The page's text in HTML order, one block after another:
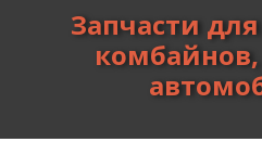
тракторов,
комбайнов,
Запчасти